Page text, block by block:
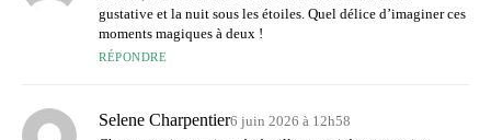
gustative et la nuit sous les étoiles. Quel délice d’imaginer ces
moments magiques à deux !
RÉPONDRE
Selene Charpentier6 juin 2026 à 12h58